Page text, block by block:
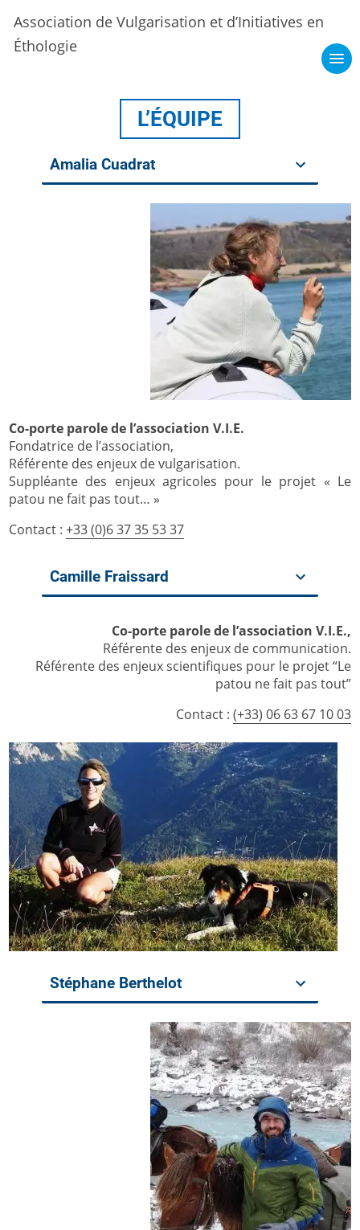
Association de Vulgarisation et d’Initiatives en
Éthologie
L’ÉQUIPE
Amalia Cuadrat
Co-porte parole de l’association V.I.E.
Fondatrice de l’association,
Référente des enjeux de vulgarisation.
Suppléante des enjeux agricoles pour le projet « Le
patou ne fait pas tout… »
Contact :+33 (0)6 37 35 53 37
Camille Fraissard
Co-porte parole de l’association V.I.E.,
Référente des enjeux de communication.
Référente des enjeux scientifiques pour le projet “Le
patou ne fait pas tout”
Contact : (+33) 06 63 67 10 03
Stéphane Berthelot